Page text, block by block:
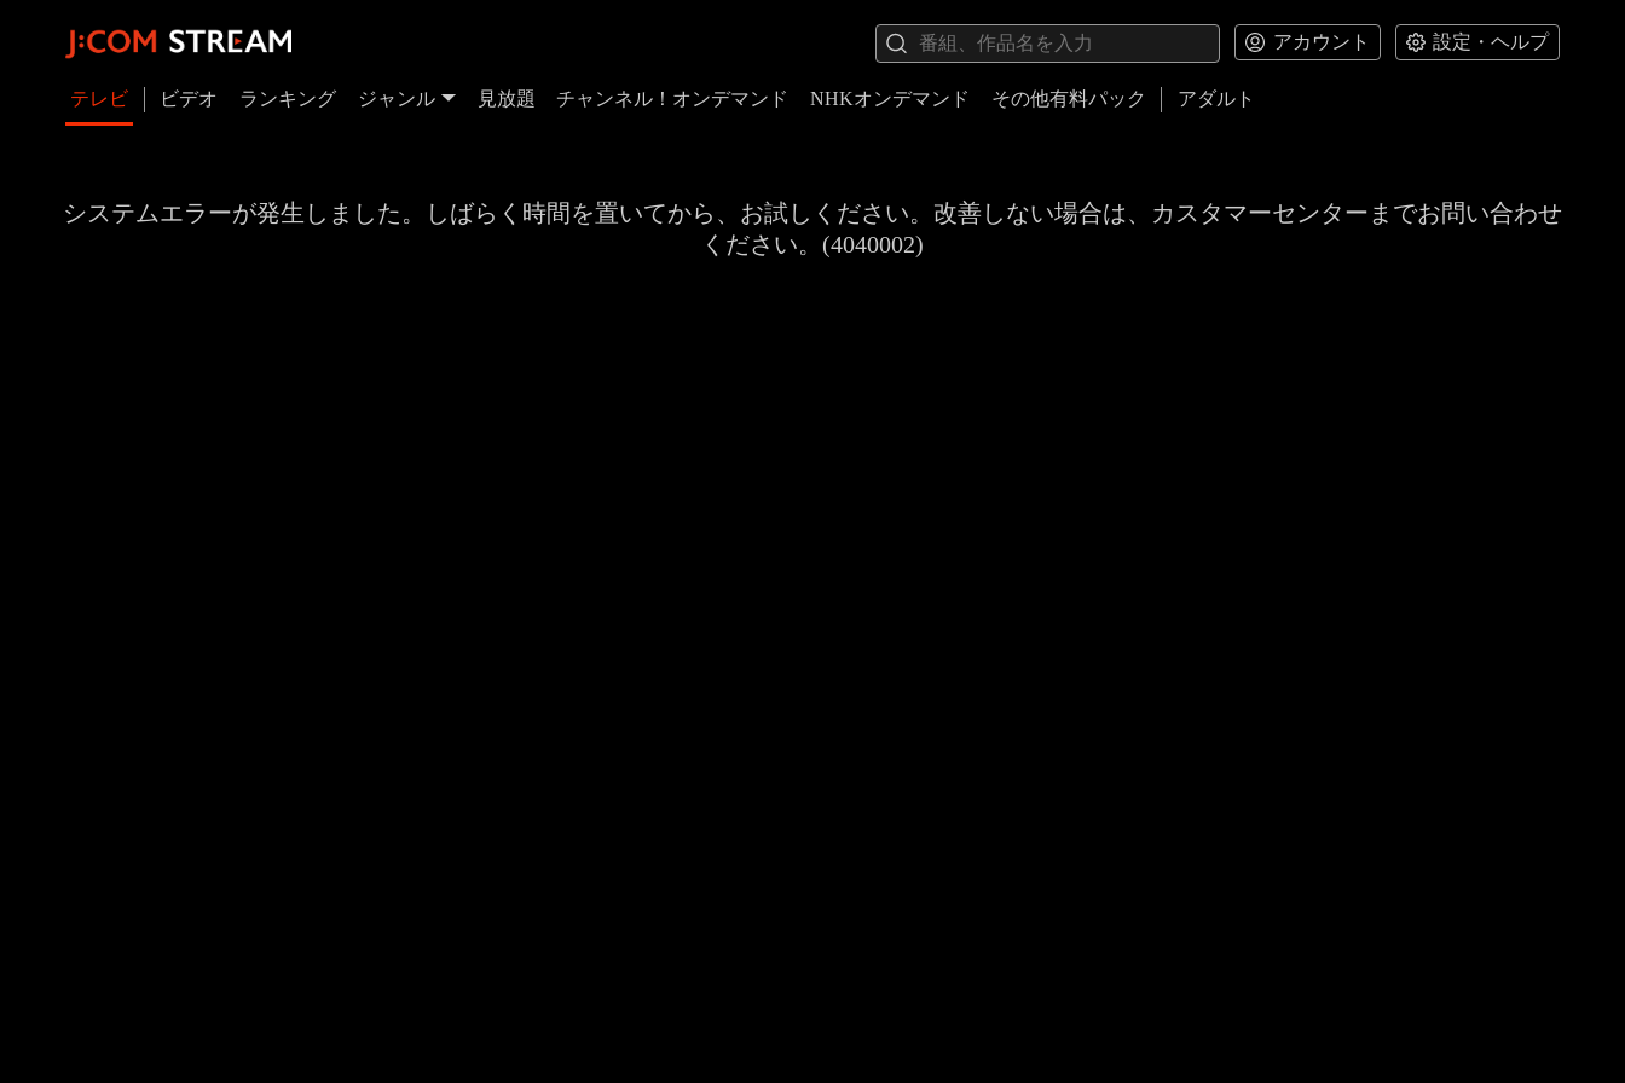
アカウント 設定・ヘルプ
テレビ ビデオ ランキング ジャンル 見放題 チャンネル！オンデマンド NHKオンデマンド その他有料パック アダルト
システムエラーが発生しました。しばらく時間を置いてから、お試しください。改善しない場合は、カスタマーセンターまでお問い合わせ
ください。(4040002)